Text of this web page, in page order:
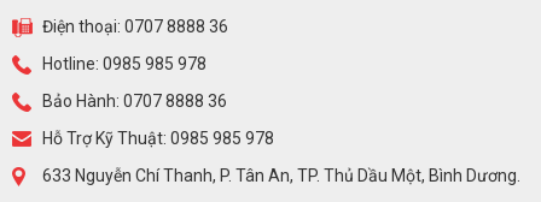
Điện thoại: 0707 8888 36
Hotline: 0985 985 978
Bảo Hành: 0707 8888 36
Hỗ Trợ Kỹ Thuật: 0985 985 978
633 Nguyễn Chí Thanh, P. Tân An, TP. Thủ Dầu Một, Bình Dương.